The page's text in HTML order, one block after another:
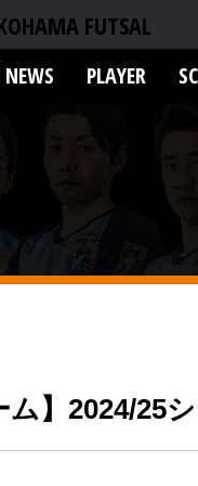
FUTSAL
NEWS PLAYER
ム】2024/